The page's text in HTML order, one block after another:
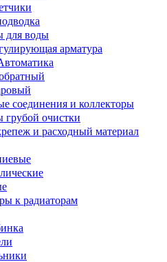
для воды
арматура
соединения и коллекторы
грубой очистки
и расходный материал
к радиаторам